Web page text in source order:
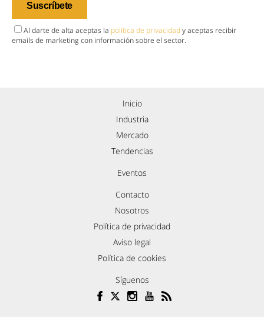
Al darte de alta aceptas la política de privacidady aceptas recibir
emails de marketing con información sobre el sector.
Inicio
Industria
Mercado
Tendencias
Eventos
Contacto
Nosotros
Política de privacidad
Aviso legal
Política de cookies
Síguenos